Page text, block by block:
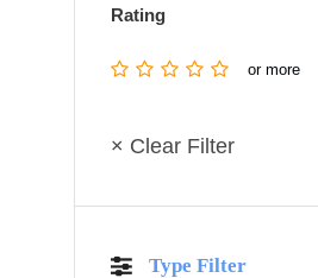
Rating
or more
× Clear Filter
Type Filter